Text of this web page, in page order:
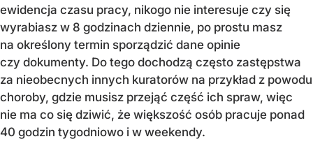
ewidencja czasu pracy, nikogo nie interesuje czy się
wyrabiasz w 8 godzinach dziennie, po prostu masz
na określony termin sporządzić dane opinie
czy dokumenty. Do tego dochodzą często zastępstwa
za nieobecnych innych kuratorów na przykład z powodu
choroby, gdzie musisz przejąć część ich spraw, więc
nie ma co się dziwić, że większość osób pracuje ponad
40 godzin tygodniowo i w weekendy.